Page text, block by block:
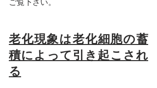
ご覧下さい。
老化現象は老化細胞の蓄
積によって引き起こされ
る